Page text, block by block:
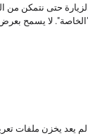
حتى نتمكن من
لا يسمح